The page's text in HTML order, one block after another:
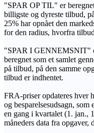
"SPAR OP TIL" er
billigste og dyreste tilbud,
25% har opnået den
for den radius, hvorfra
"SPAR I GENNEMSNIT"
beregnet som et samlet
på tilbud, på den samme
tilbud er indhentet.
FRA-priser opdateres hver
og besparelsesudsagn,
en gang i kvartalet (1. jan.,
måneders data fra